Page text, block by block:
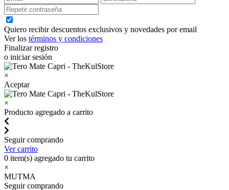
Quiero recibir descuentos exclusivos y novedades por email
Ver los términos y condiciones
Finalizar registro
o iniciar sesión
×
Aceptar
×
Producto agregado a carrito
Seguir comprando
Ver carrito
0 item(s) agregado tu carrito
×
MUTMA
Seguir comprando